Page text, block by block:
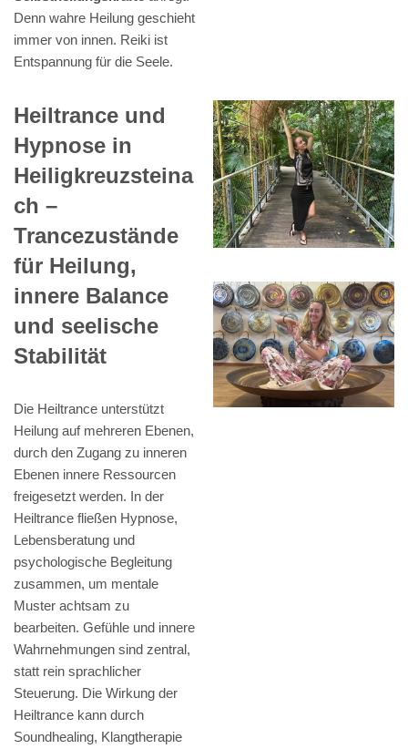
Denn wahre Heilung geschieht
immer von innen. Reiki ist
Entspannung für die Seele.
Heiltrance und
Hypnose in
Heiligkreuzsteina
ch –
Trancezustände
für Heilung,
innere Balance
und seelische
Stabilität
Die Heiltrance unterstützt
Heilung auf mehreren Ebenen,
durch den Zugang zu inneren
Ebenen innere Ressourcen
freigesetzt werden. In der
Heiltrance fließen Hypnose,
Lebensberatung und
psychologische Begleitung
zusammen, um mentale
Muster achtsam zu
bearbeiten. Gefühle und innere
Wahrnehmungen sind zentral,
statt rein sprachlicher
Steuerung. Die Wirkung der
Heiltrance kann durch
Soundhealing, Klangtherapie